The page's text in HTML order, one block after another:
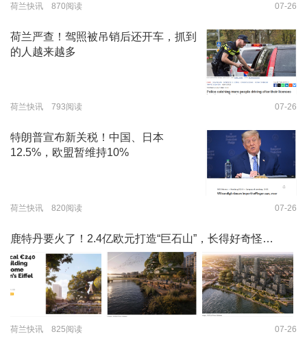
荷兰快讯 870阅读 07-26
荷兰严查！驾照被吊销后还开车，抓到
的人越来越多
荷兰快讯 793阅读 07-26
特朗普宣布新关税！中国、日本
12.5%，欧盟暂维持10%
荷兰快讯 820阅读 07-26
鹿特丹要火了！2.4亿欧元打造“巨石山”，长得好奇怪…
荷兰快讯 825阅读 07-26